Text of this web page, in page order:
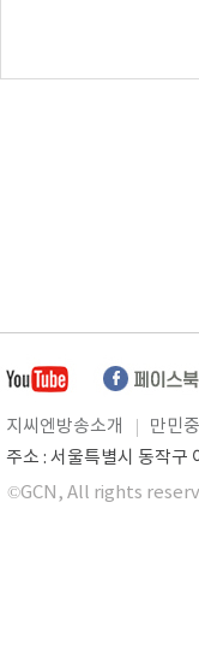
지씨엔방송소개 만민
주소 : 서울특별시 동작
©GCN, All rights